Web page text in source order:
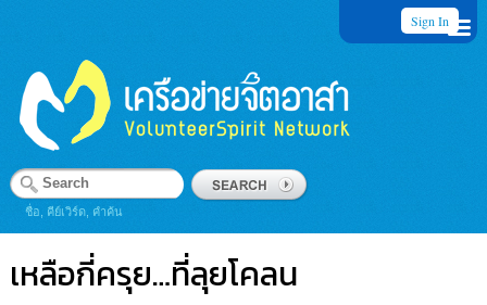
Sign In
ชื่อ, คีย์เวิร์ด, คำค้น
เหลือกี่ครุย…ที่ลุยโคลน